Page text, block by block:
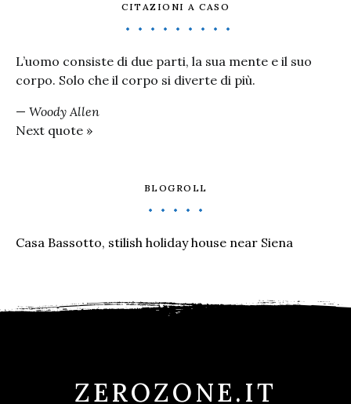
CITAZIONI A CASO
L’uomo consiste di due parti, la sua mente e il suo
corpo. Solo che il corpo si diverte di più.
— Woody Allen
Next quote »
BLOGROLL
Casa Bassotto, stilish holiday house near Siena
ZEROZONE.IT